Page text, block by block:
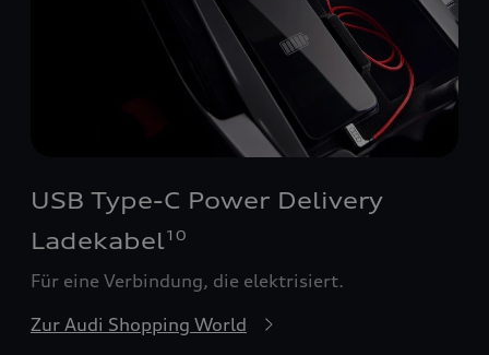
USB Type-C Power Delivery
Ladekabel10
Für eine Verbindung, die elektrisiert.
Zur Audi Shopping World